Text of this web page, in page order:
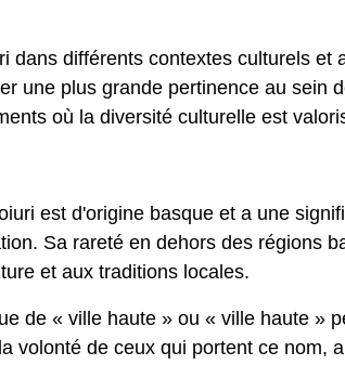
dans différents contextes culturels et
une plus grande pertinence au sein
où la diversité culturelle est
est d'origine basque et a une
Sa rareté en dehors des régions
et aux traditions locales.
de « ville haute » ou « ville haute »
volonté de ceux qui portent ce nom,